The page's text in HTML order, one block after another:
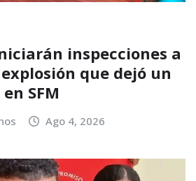
inspecciones a
que dejó un
SFM
Ago 4, 2026